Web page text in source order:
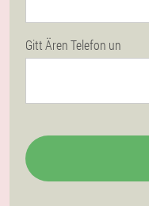
Gitt Ären Telefon un